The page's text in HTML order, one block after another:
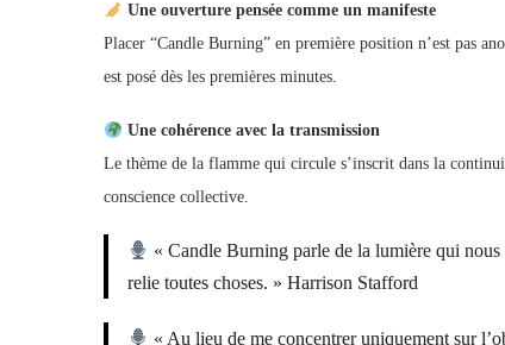
Une ouverture pensée comme un manifeste
Placer “Candle Burning” en première position n’est pas
est posé dès les premières minutes.
Une cohérence avec la transmission
Le thème de la flamme qui circule s’inscrit dans la
conscience collective.
« Candle Burning parle de la lumière qui
relie toutes choses. » Harrison Stafford
« Au lieu de me concentrer uniquement sur